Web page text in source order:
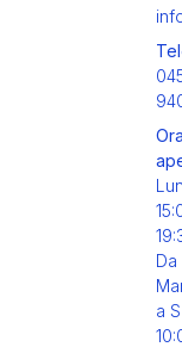
Da
a